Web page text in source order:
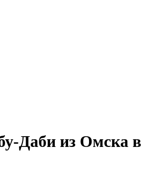
Даби из Омска в